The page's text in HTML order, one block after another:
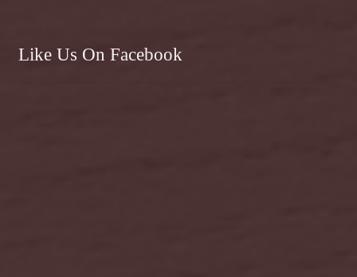
Like Us On Facebook